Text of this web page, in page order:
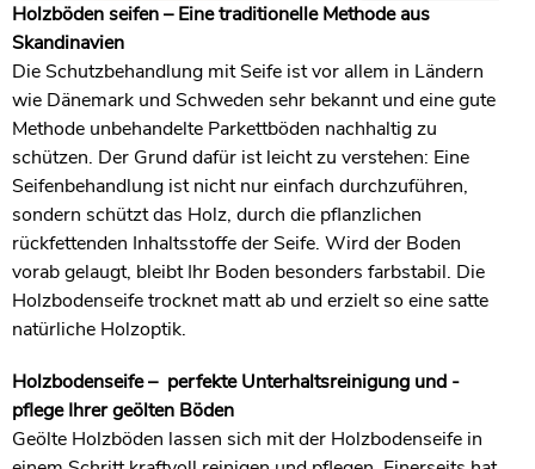
Holzböden seifen – Eine traditionelle Methode aus
Skandinavien
Die Schutzbehandlung mit Seife ist vor allem in Ländern
wie Dänemark und Schweden sehr bekannt und eine gute
Methode unbehandelte Parkettböden nachhaltig zu
schützen. Der Grund dafür ist leicht zu verstehen: Eine
Seifenbehandlung ist nicht nur einfach durchzuführen,
sondern schützt das Holz, durch die pflanzlichen
rückfettenden Inhaltsstoffe der Seife. Wird der Boden
vorab gelaugt, bleibt Ihr Boden besonders farbstabil. Die
Holzbodenseife trocknet matt ab und erzielt so eine satte
natürliche Holzoptik.
Holzbodenseife – perfekte Unterhaltsreinigung und -
pflege Ihrer geölten Böden
Geölte Holzböden lassen sich mit der Holzbodenseife in